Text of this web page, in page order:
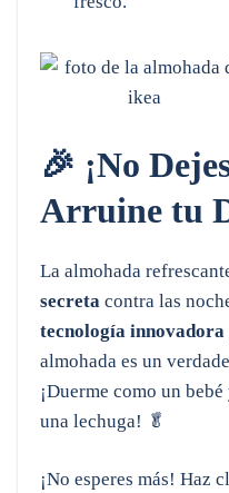
🎉 ¡No
Arruine tu
La almohada
secreta contra las
tecnología innovadora
almohada es un
¡Duerme como un
una lechuga! 🥬
¡No esperes más! Haz